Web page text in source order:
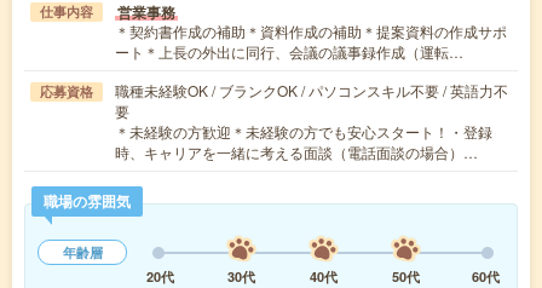
仕事内容 営業事務
＊契約書作成の補助＊資料作成の補助＊提案資料の作成サポ
ート＊上長の外出に同行、会議の議事録作成（運転…
応募資格
職種未経験OK / ブランクOK / パソコンスキル不要 / 英語力不
要
＊未経験の方歓迎＊未経験の方でも安心スタート！・登録
時、キャリアを一緒に考える面談（電話面談の場合）…
職場の雰囲気
年齢層
20代
30代 40代 50代
60代